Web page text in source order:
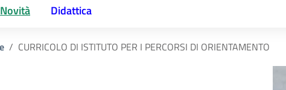
Novità Didattica
CURRICOLO DI ISTITUTO PER I PERCORSI DI ORIENTAMENTO